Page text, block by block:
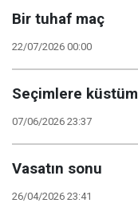
Bir tuhaf maç
22/07/2026 00:00
Seçimlere küstüm
07/06/2026 23:37
Vasatın sonu
26/04/2026 23:41